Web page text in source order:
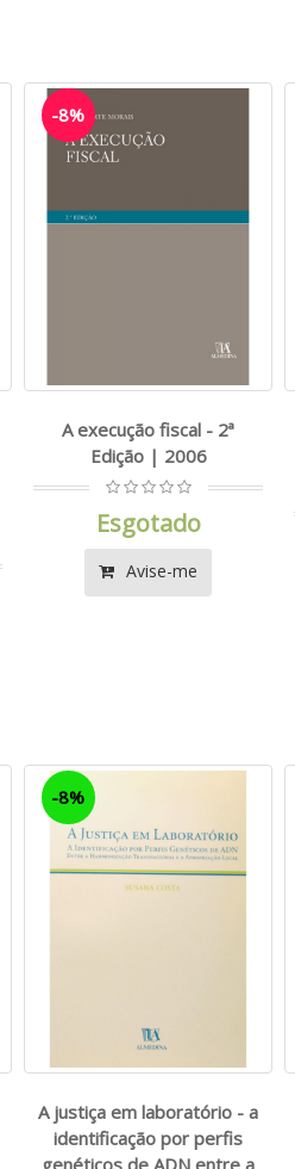
-8%
A execução fiscal - 2ª
Edição | 2006
Esgotado
Avise-me
-8%
A justiça em laboratório - a
identificação por perfis